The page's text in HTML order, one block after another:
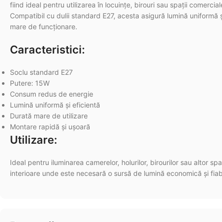
fiind ideal pentru utilizarea în locuințe, birouri sau spații
Compatibil cu dulii standard E27, acesta asigură lumină uniformă
mare de funcționare.
Caracteristici:
Soclu standard E27
Putere: 15W
Consum redus de energie
Lumină uniformă și eficientă
Durată mare de utilizare
Montare rapidă și ușoară
Utilizare:
Ideal pentru iluminarea camerelor, holurilor, birourilor sau altor
interioare unde este necesară o sursă de lumină economică și